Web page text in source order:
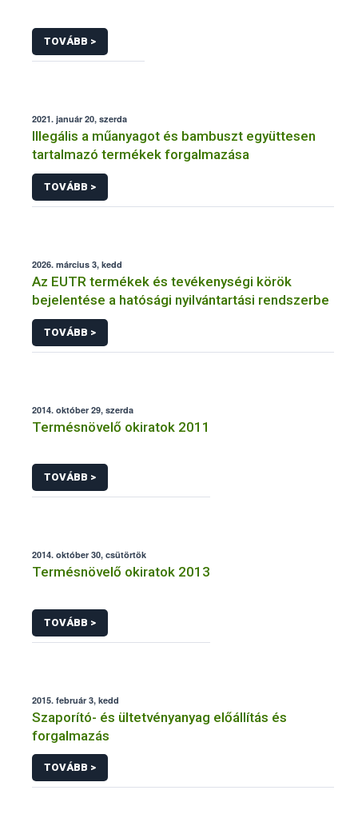
TOVÁBB >
2021. január 20, szerda
Illegális a műanyagot és bambuszt együttesen
tartalmazó termékek forgalmazása
TOVÁBB >
2026. március 3, kedd
Az EUTR termékek és tevékenységi körök
bejelentése a hatósági nyilvántartási rendszerbe
TOVÁBB >
2014. október 29, szerda
Termésnövelő okiratok 2011
TOVÁBB >
2014. október 30, csütörtök
Termésnövelő okiratok 2013
TOVÁBB >
2015. február 3, kedd
Szaporító- és ültetvényanyag előállítás és
forgalmazás
TOVÁBB >